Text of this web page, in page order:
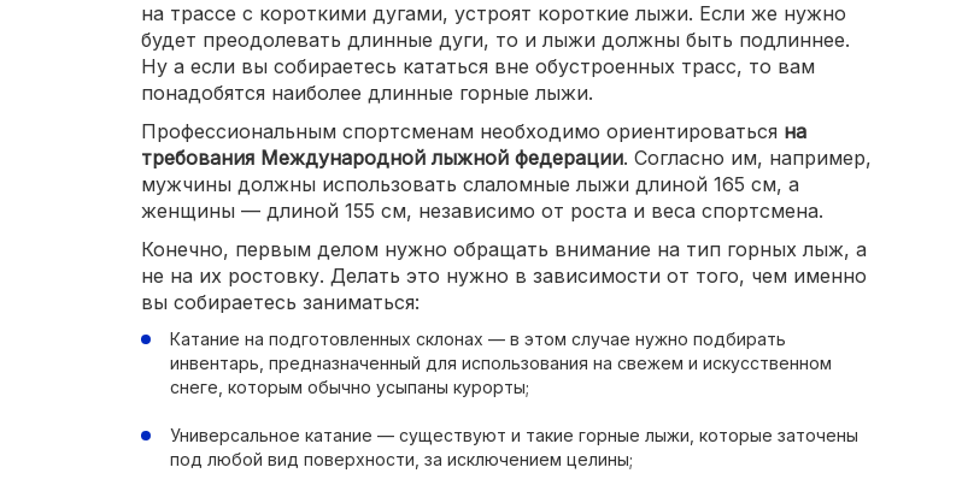
на трассе с короткими дугами, устроят короткие лыжи. Если же нужно
будет преодолевать длинные дуги, то и лыжи должны быть подлиннее.
Ну а если вы собираетесь кататься вне обустроенных трасс, то вам
понадобятся наиболее длинные горные лыжи.
Профессиональным спортсменам необходимо ориентироваться на
требования Международной лыжной федерации. Согласно им, например,
мужчины должны использовать слаломные лыжи длиной 165 см, а
женщины — длиной 155 см, независимо от роста и веса спортсмена.
Конечно, первым делом нужно обращать внимание на тип горных лыж, а
не на их ростовку. Делать это нужно в зависимости от того, чем именно
вы собираетесь заниматься:
Катание на подготовленных склонах — в этом случае нужно подбирать
инвентарь, предназначенный для использования на свежем и искусственном
снеге, которым обычно усыпаны курорты;
Универсальное катание — существуют и такие горные лыжи, которые заточены
под любой вид поверхности, за исключением целины;